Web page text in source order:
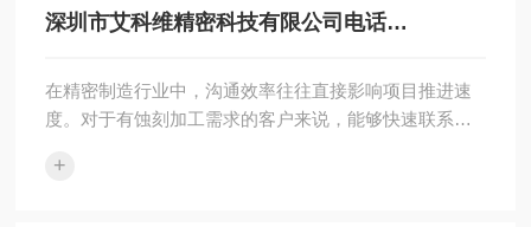
深圳市艾科维精密科技有限公司电话
在精密制造行业中，沟通效率往往直接影响项目推进速
度。对于有蚀刻加工需求的客户来说，能够快速联系到
家专业从事金属蚀···
+